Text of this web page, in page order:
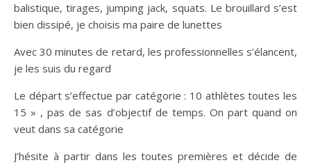
balistique, tirages, jumping jack, squats. Le brouillard s’est
bien dissipé, je choisis ma paire de lunettes
Avec 30 minutes de retard, les professionnelles s’élancent,
je les suis du regard
Le départ s’effectue par catégorie : 10 athlètes toutes les
15 » , pas de sas d’objectif de temps. On part quand on
veut dans sa catégorie
J’hésite à partir dans les toutes premières et décide de